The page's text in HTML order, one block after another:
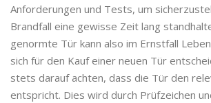
Anforderungen und Tests, um
Brandfall eine gewisse Zeit lang
genormte Tür kann also im Ernstfall
sich für den Kauf einer neuen Tür
stets darauf achten, dass die Tür den
entspricht. Dies wird durch Prüfzeichen